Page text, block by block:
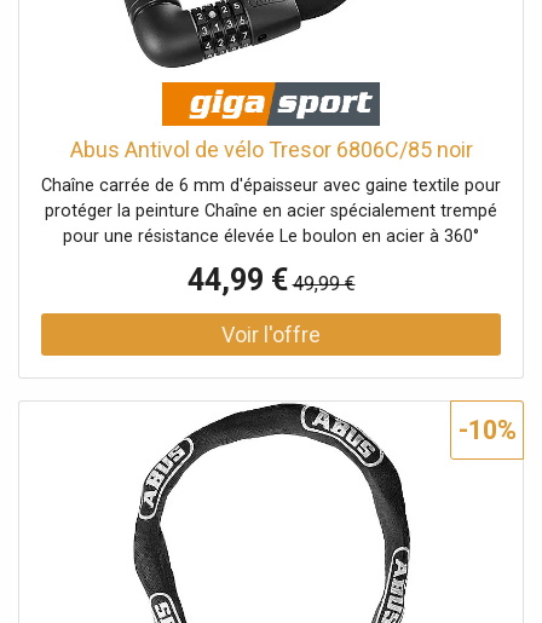
Abus Antivol de vélo Tresor 6806C/85 noir
Chaîne carrée de 6 mm d'épaisseur avec gaine textile pour
protéger la peinture Chaîne en acier spécialement trempé
pour une résistance élevée Le boulon en acier à 360°
de la serrure depuis n'importe quelle position Code
numérique à 4 chiffres, réglable individuellement - permet
jusqu'à 10 000 combinaisons de chiffres Les molettes
contre le balayage offre une sécurité supplémentaire
contre les tentatives de manipulation Le corps de serrure
mince en matériau robuste assure un design harmonieux
et durable Nom de la couleur : Black
44,99 € 49,99 €
-10%